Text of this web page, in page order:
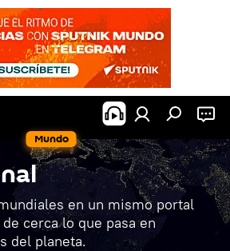
Mundo
en un mismo portal
cerca lo que pasa en
del planeta.